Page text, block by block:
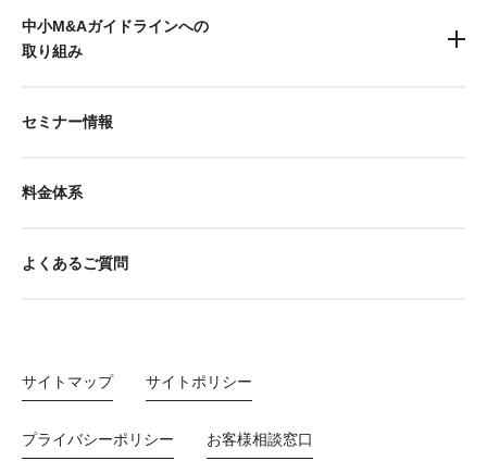
中小M&Aガイドラインへの
取り組み
セミナー情報
料金体系
よくあるご質問
サイトマップ サイトポリシー
プライバシーポリシー お客様相談窓口